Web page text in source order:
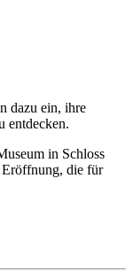
dazu ein, ihre
entdecken.
in Schloss
die für